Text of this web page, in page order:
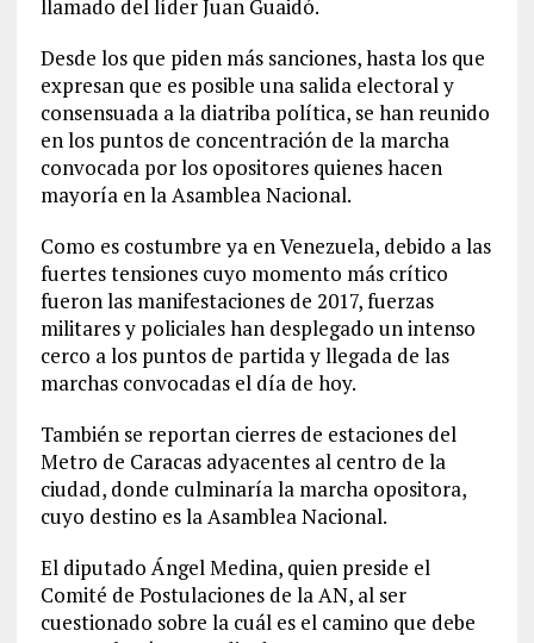
llamado del líder Juan Guaidó.
Desde los que piden más sanciones, hasta los que
expresan que es posible una salida electoral y
consensuada a la diatriba política, se han reunido
en los puntos de concentración de la marcha
convocada por los opositores quienes hacen
mayoría en la Asamblea Nacional.
Como es costumbre ya en Venezuela, debido a las
fuertes tensiones cuyo momento más crítico
fueron las manifestaciones de 2017, fuerzas
militares y policiales han desplegado un intenso
cerco a los puntos de partida y llegada de las
marchas convocadas el día de hoy.
También se reportan cierres de estaciones del
Metro de Caracas adyacentes al centro de la
ciudad, donde culminaría la marcha opositora,
cuyo destino es la Asamblea Nacional.
El diputado Ángel Medina, quien preside el
Comité de Postulaciones de la AN, al ser
cuestionado sobre la cuál es el camino que debe